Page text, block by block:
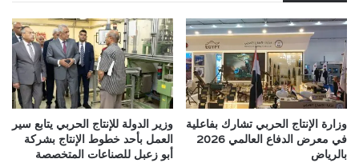
وزارة الإنتاج الحربي تشارك بفاعلية
في معرض الدفاع العالمي 2026
بالرياض
وزير الدولة للإنتاج الحربي يتابع سير
العمل بأحد خطوط الإنتاج بشركة
أبو زعبل للصناعات المتخصصة